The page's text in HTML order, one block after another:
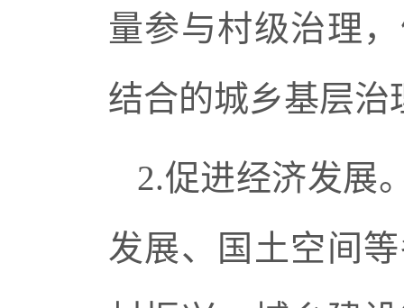
量参与村级治理
结合的城乡基层治
2.促进经济发展
发展、国土空间